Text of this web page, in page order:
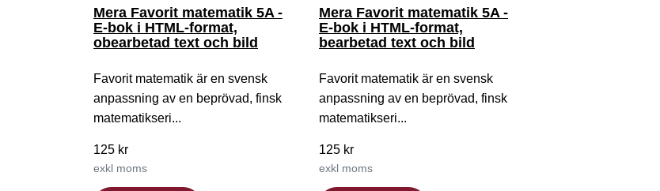
Mera Favorit matematik 5A -
E-bok i HTML-format,
obearbetad text och bild
Favorit matematik är en svensk
anpassning av en beprövad, finsk
matematikseri...
125 kr
exkl moms
Mera Favorit matematik 5A -
E-bok i HTML-format,
bearbetad text och bild
Favorit matematik är en svensk
anpassning av en beprövad, finsk
matematikseri...
125 kr
exkl moms